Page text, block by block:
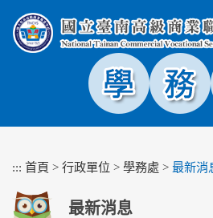
塊
::: 首頁 > 行政單位 > 學務處 > 最新消
最新消息